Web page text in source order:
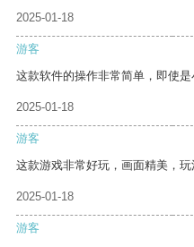
2025-01-18
游客
这款软件的操作非常简单，即使是
2025-01-18
游客
这款游戏非常好玩，画面精美，玩
2025-01-18
游客